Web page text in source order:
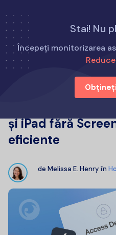
Stai! Nu
Începeți monitorizarea
Acasă
Cum să
Cum să blocați aplicațiile pe
Time: 4 metode eficiente
și iPad fără
eficiente
de Melissa E. Henry în